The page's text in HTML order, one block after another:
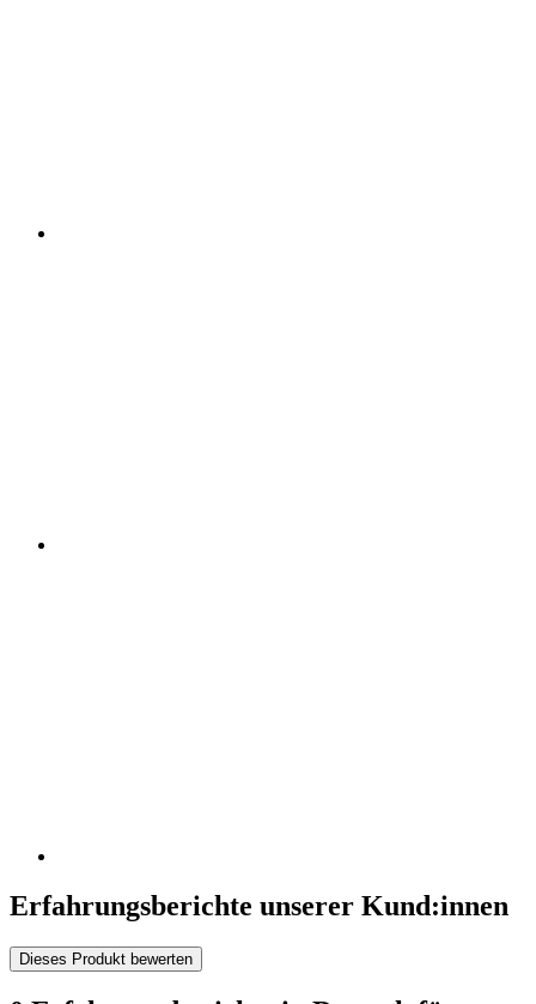
Erfahrungsberichte unserer Kund:innen
Dieses Produkt bewerten